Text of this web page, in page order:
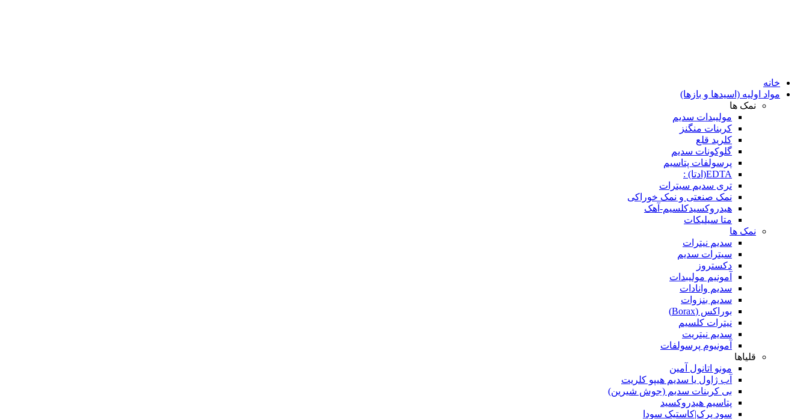
خانه
مواد اولیه (اسیدها و بازها)
نمک ها
مولیبدات سدیم
کربنات منگنز
کلرید قلع
گلوکونات سدیم
پرسولفات پتاسیم
EDTA(ادتا) :
تری سدیم سیترات
نمک صنعتی و نمک خوراکی
هیدروکسیدکلسیم-آهک
متا سیلیکات
نمک ها
سدیم نیترات
سیترات سدیم
دکستروز
آمونیم مولیبدات
سدیم وانادات
سدیم بنزوات
بوراکس (Borax)
نیترات کلسیم
سدیم نیتریت
آمونیوم پرسولفات
قلیاها
مونو اتانول آمین
آب ژاول یا سدیم هیپو کلریت
بی کربنات سدیم (جوش شیرین)
پتاسیم هیدروکسید
سود پرک|کاستیک سودا